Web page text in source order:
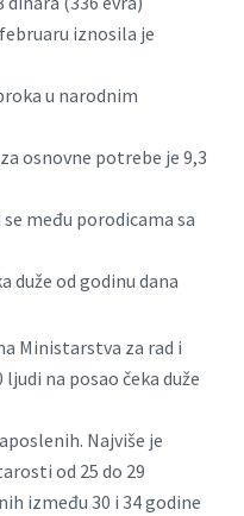
iznosila je
u narodnim
osnovne potrebe je 9,3
među porodicama sa
duže od godinu dana
Ministarstva za rad i
na posao čeka duže
Najviše je
od 25 do 29
između 30 i 34 godine